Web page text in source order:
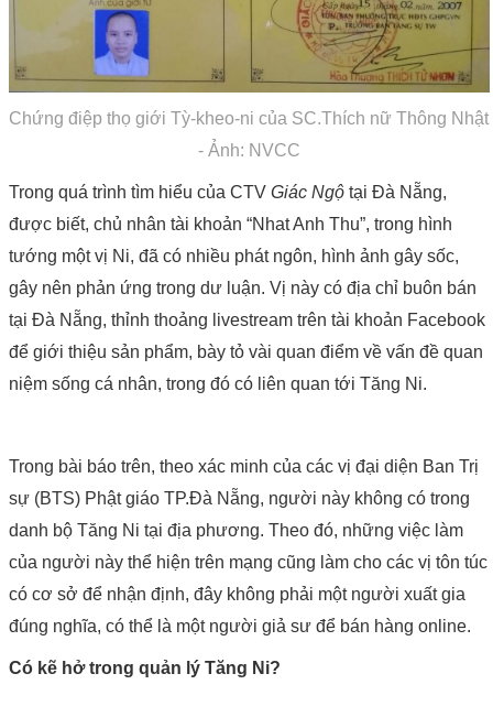
Chứng điệp thọ giới Tỳ-kheo-ni của SC.Thích nữ Thông Nhật
- Ảnh: NVCC
Trong quá trình tìm hiểu của CTV Giác Ngộ tại Đà Nẵng,
được biết, chủ nhân tài khoản “Nhat Anh Thu”, trong hình
tướng một vị Ni, đã có nhiều phát ngôn, hình ảnh gây sốc,
gây nên phản ứng trong dư luận. Vị này có địa chỉ buôn bán
tại Đà Nẵng, thỉnh thoảng livestream trên tài khoản Facebook
để giới thiệu sản phẩm, bày tỏ vài quan điểm về vấn đề quan
niệm sống cá nhân, trong đó có liên quan tới Tăng Ni.
Trong bài báo trên, theo xác minh của các vị đại diện Ban Trị
sự (BTS) Phật giáo TP.Đà Nẵng, người này không có trong
danh bộ Tăng Ni tại địa phương. Theo đó, những việc làm
của người này thể hiện trên mạng cũng làm cho các vị tôn túc
có cơ sở để nhận định, đây không phải một người xuất gia
đúng nghĩa, có thể là một người giả sư để bán hàng online.
Có kẽ hở trong quản lý Tăng Ni?